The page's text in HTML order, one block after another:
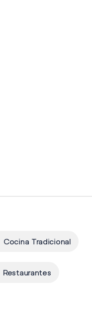
Cocina Tradicional
Restaurantes